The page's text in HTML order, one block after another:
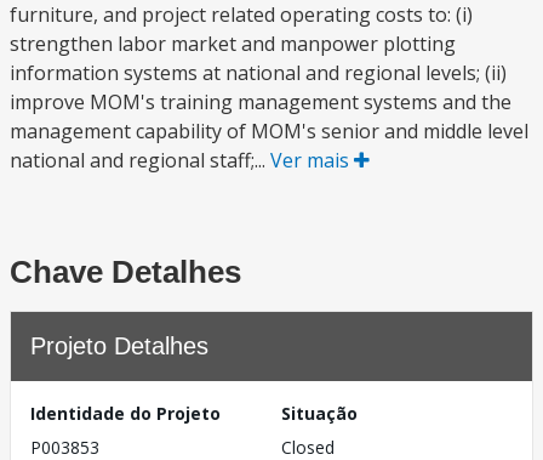
furniture, and project related operating costs to: (i)
strengthen labor market and manpower plotting
information systems at national and regional levels; (ii)
improve MOM's training management systems and the
management capability of MOM's senior and middle level
national and regional staff;... Ver mais
Chave Detalhes
Projeto Detalhes
Identidade do Projeto
P003853
Situação
Closed